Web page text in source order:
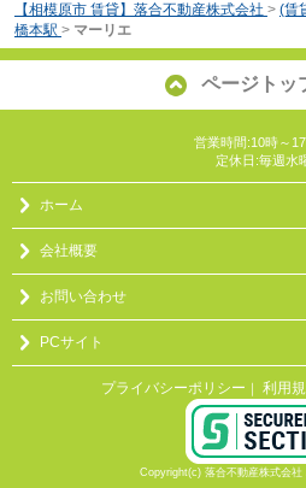
【相模原市 賃貸】落合不動産株式会社 > (賃
橋本駅 > マーリエ
ページトッ
営業時間:10時～
定休日:毎週水
ホーム
会社概要
お問い合わせ
PCサイト
プライバシーポリシー 利用
Copyright(c) 落合不動産株式会